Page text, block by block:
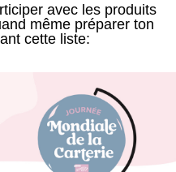
avec les produits
même préparer ton
cette liste: